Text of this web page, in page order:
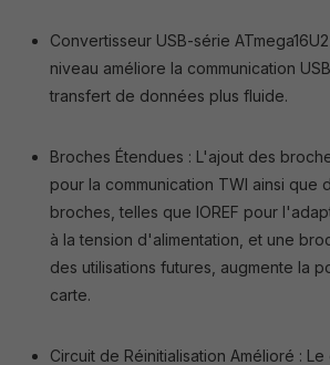
Convertisseur USB-série
niveau améliore la communication
transfert de données plus fluide.
Broches Étendues : L'ajout des
pour la communication TWI ainsi que
broches, telles que IOREF pour
à la tension d'alimentation, et une
des utilisations futures, augmente la
carte.
Circuit de Réinitialisation Amélioré :